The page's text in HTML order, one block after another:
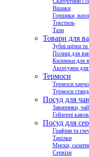
Вішаки
Горщики,
Текстиль
Тази
Товари для
Зубні щітки
Полиці для
Килимки для
Аксесуари для
Термоси
Термоси
Термоси
Посуд для
Заварники,
Гейзерні
Посуд для
Графіни та
Тарілки
Миски,
Сервізи